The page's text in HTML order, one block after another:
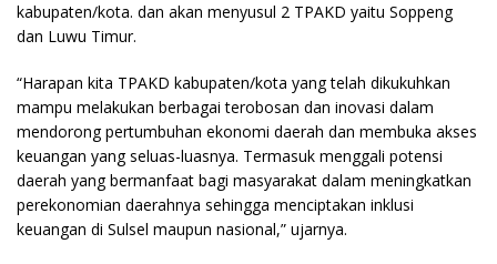
kabupaten/kota. dan akan menyusul 2 TPAKD yaitu Soppeng
dan Luwu Timur.
“Harapan kita TPAKD kabupaten/kota yang telah dikukuhkan
mampu melakukan berbagai terobosan dan inovasi dalam
mendorong pertumbuhan ekonomi daerah dan membuka akses
keuangan yang seluas-luasnya. Termasuk menggali potensi
daerah yang bermanfaat bagi masyarakat dalam meningkatkan
perekonomian daerahnya sehingga menciptakan inklusi
keuangan di Sulsel maupun nasional,” ujarnya.